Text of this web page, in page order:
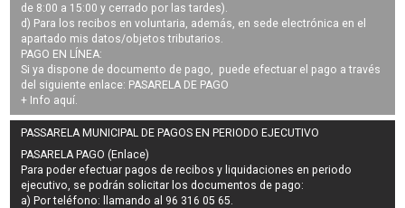
de 8:00 a 15:00 y cerrado por las tardes).
d) Para los recibos en voluntaria, además, en sede electrónica en el
apartado mis datos/objetos tributarios.
PAGO EN LÍNEA:
Si ya dispone de documento de pago, puede efectuar el pago a través
del siguiente enlace: PASARELA DE PAGO
+ Info aquí
PASSARELA MUNICIPAL DE PAGOS EN PERIODO EJECUTIVO
PASARELA PAGO (Enlace)
Para poder efectuar pagos derecibos y liquidaciones en periodo
ejecutivo, se podrán solicitar los documentos de pago:
a) Por teléfono: llamando al 96 316 05 65.